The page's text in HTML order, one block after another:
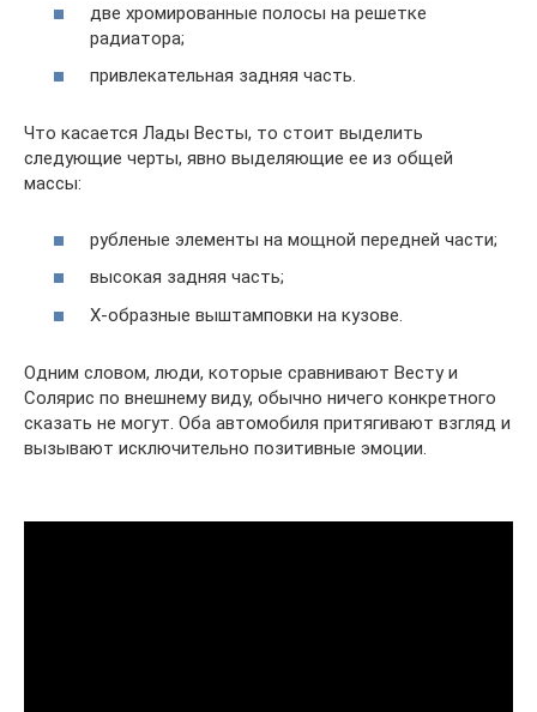
две хромированные полосы на решетке
радиатора;
привлекательная задняя часть.
Что касается Лады Весты, то стоит выделить
следующие черты, явно выделяющие ее из общей
массы:
рубленые элементы на мощной передней части;
высокая задняя часть;
Х-образные выштамповки на кузове.
Одним словом, люди, которые сравнивают Весту и
Солярис по внешнему виду, обычно ничего конкретного
сказать не могут. Оба автомобиля притягивают взгляд и
вызывают исключительно позитивные эмоции.